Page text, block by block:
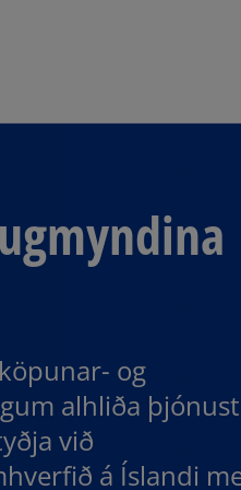
og
alhliða
við
á Íslandi